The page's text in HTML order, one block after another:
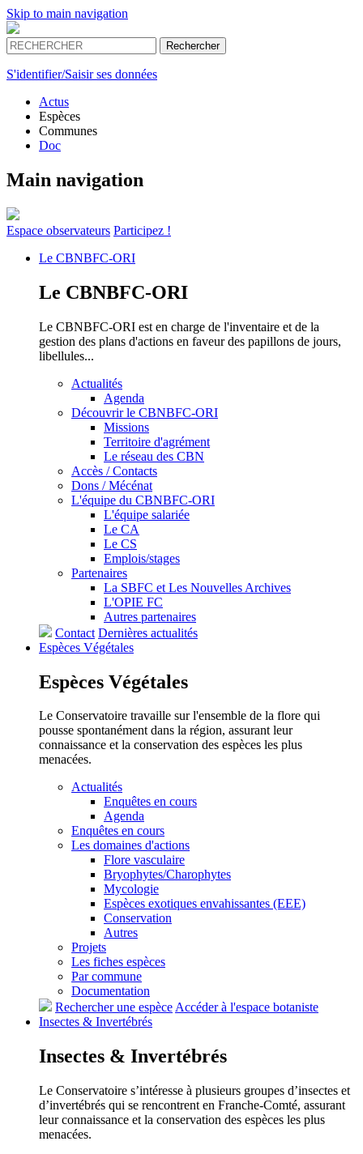
Skip to main navigation
S'identifier/Saisir ses données
Actus
Espèces
Communes
Doc
Main navigation
Espace observateurs Participez !
Le CBNBFC-ORI
Le CBNBFC-ORI
Le CBNBFC-ORI est en charge de l'inventaire et de la
gestion des plans d'actions en faveur des papillons de jours,
libellules...
Actualités
Agenda
Découvrir le CBNBFC-ORI
Missions
Territoire d'agrément
Le réseau des CBN
Accès / Contacts
Dons / Mécénat
L'équipe du CBNBFC-ORI
L'équipe salariée
Le CA
Le CS
Emplois/stages
Partenaires
La SBFC et Les Nouvelles Archives
L'OPIE FC
Autres partenaires
Contact Dernières actualités
Espèces Végétales
Espèces Végétales
Le Conservatoire travaille sur l'ensemble de la flore qui
pousse spontanément dans la région, assurant leur
connaissance et la conservation des espèces les plus
menacées.
Actualités
Enquêtes en cours
Agenda
Enquêtes en cours
Les domaines d'actions
Flore vasculaire
Bryophytes/Charophytes
Mycologie
Espèces exotiques envahissantes (EEE)
Conservation
Autres
Projets
Les fiches espèces
Par commune
Documentation
Rechercher une espèceAccéder à l'espace botaniste
Insectes & Invertébrés
Insectes & Invertébrés
Le Conservatoire s’intéresse à plusieurs groupes d’insectes et
d’invertébrés qui se rencontrent en Franche-Comté, assurant
leur connaissance et la conservation des espèces les plus
menacées.